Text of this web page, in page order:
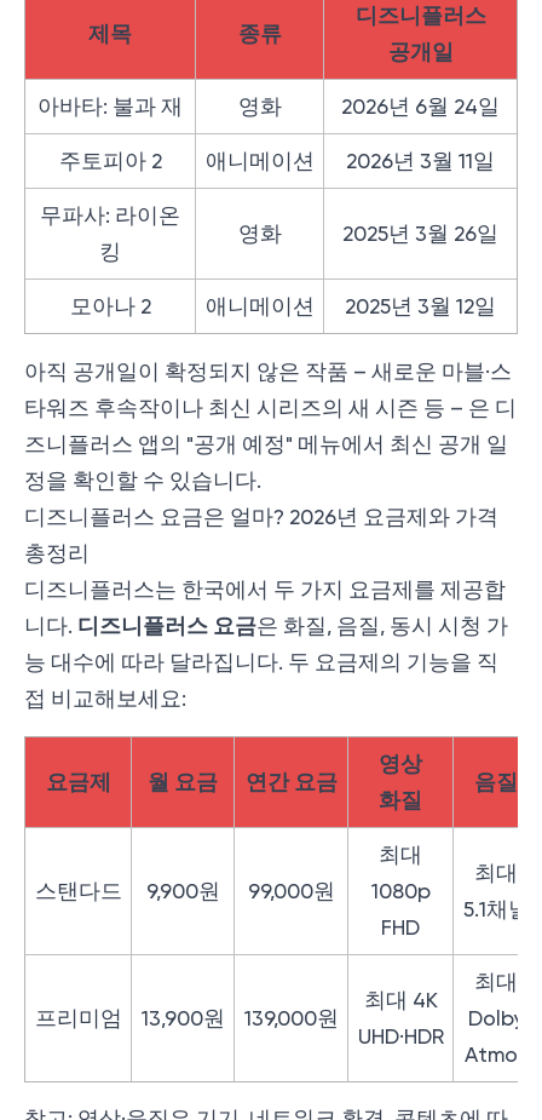
제목 종류
디즈니플러스
공개일
아바타: 불과 재 영화 2026년 6월 24일
주토피아 2 애니메이션 2026년 3월 11일
무파사: 라이온
킹
영화 2025년 3월 26일
모아나 2 애니메이션 2025년 3월 12일
아직 공개일이 확정되지 않은 작품 – 새로운 마블·스
타워즈 후속작이나 최신 시리즈의 새 시즌 등 – 은 디
즈니플러스 앱의 "공개 예정" 메뉴에서 최신 공개 일
정을 확인할 수 있습니다.
디즈니플러스 요금은 얼마? 2026년 요금제와 가격
총정리
디즈니플러스는 한국에서 두 가지 요금제를 제공합
니다. 디즈니플러스 요금은 화질, 음질, 동시 시청 가
능 대수에 따라 달라집니다. 두 요금제의 기능을 직
접 비교해보세요:
요금제 월 요금 연간 요금
영상
화질
음질
스탠다드 9,900원 99,000원
최대
1080p
FHD
최대
5.1채널
프리미엄 13,900원 139,000원
최대 4K
UHD·HDR
최대
Dolby
Atmos